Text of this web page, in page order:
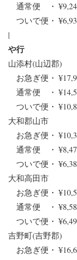
通常便 ・
ついで便・
|
や行
山添村(山辺郡)
お急ぎ便・
通常便 ・
ついで便・
大和郡山市
お急ぎ便・
通常便 ・
ついで便・
大和高田市
お急ぎ便・
通常便 ・
ついで便・
吉野町(吉野郡)
お急ぎ便・